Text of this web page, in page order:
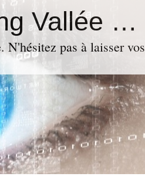
Le Blog du Député de Tourcoing Vallée de La Lys
pas à laisser vos